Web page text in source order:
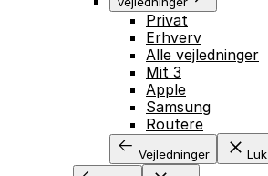
Privat
Erhverv
Alle vejledninger
Mit 3
Apple
Samsung
Routere
Vejledninger Luk